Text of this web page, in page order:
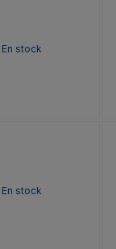
En stock
En stock